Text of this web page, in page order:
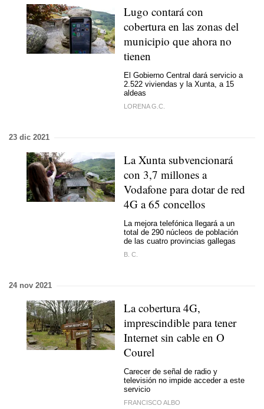
Lugo contará con
cobertura en las zonas del
municipio que ahora no
tienen
El Gobierno Central dará servicio a
2.522 viviendas y la Xunta, a 15
aldeas
LORENA G.C.
23 dic 2021
La Xunta subvencionará
con 3,7 millones a
Vodafone para dotar de red
4G a 65 concellos
La mejora telefónica llegará a un
total de 290 núcleos de población
de las cuatro provincias gallegas
B. C.
24 nov 2021
La cobertura 4G,
imprescindible para tener
Internet sin cable en O
Courel
Carecer de señal de radio y
televisión no impide acceder a este
servicio
FRANCISCO ALBO